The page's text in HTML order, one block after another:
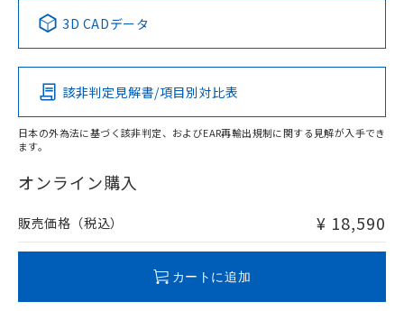
120mm以上、n: 140mm以上
検出領域
Pb Hg Cd Cr(VI)
O
在庫等で未対応品が混在する可能性があります。
問い合わせください。
この製品の規格認証/適合状況ページへ
その他の認証はこちらのページからご検索ください
3D CADデータ
該非判定見解書/項目別対比表
日本の外為法に基づく該非判定、およびEAR再輸出規制に関する見解が入手でき
ます。
オンライン購入
販売価格（税込） ¥ 18,590
カートに追加